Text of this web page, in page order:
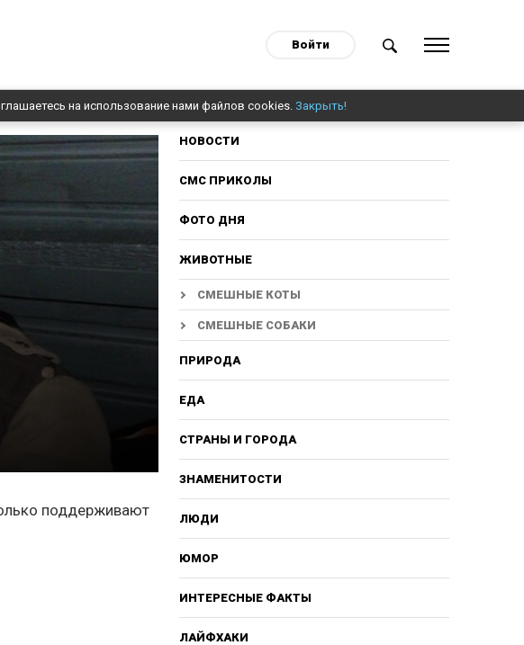
Войти
на использование нами файлов cookies. Закрыть!
поддерживают
НОВОСТИ
СМС ПРИКОЛЫ
ФОТО ДНЯ
ЖИВОТНЫЕ
СМЕШНЫЕ КОТЫ
СМЕШНЫЕ СОБАКИ
ПРИРОДА
ЕДА
СТРАНЫ И ГОРОДА
ЗНАМЕНИТОСТИ
ЛЮДИ
ЮМОР
ИНТЕРЕСНЫЕ ФАКТЫ
ЛАЙФХАКИ